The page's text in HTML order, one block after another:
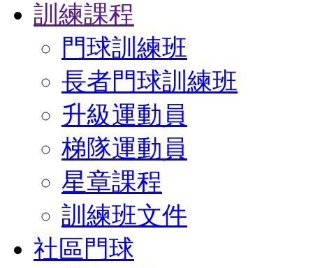
訓練課程
門球訓練班
長者門球訓練班
升級運動員
梯隊運動員
星章課程
訓練班文件
社區門球